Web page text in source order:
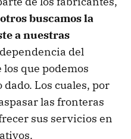
buscamos la
a nuestras
del
que podemos
Los cuales, por
las fronteras
sus servicios en